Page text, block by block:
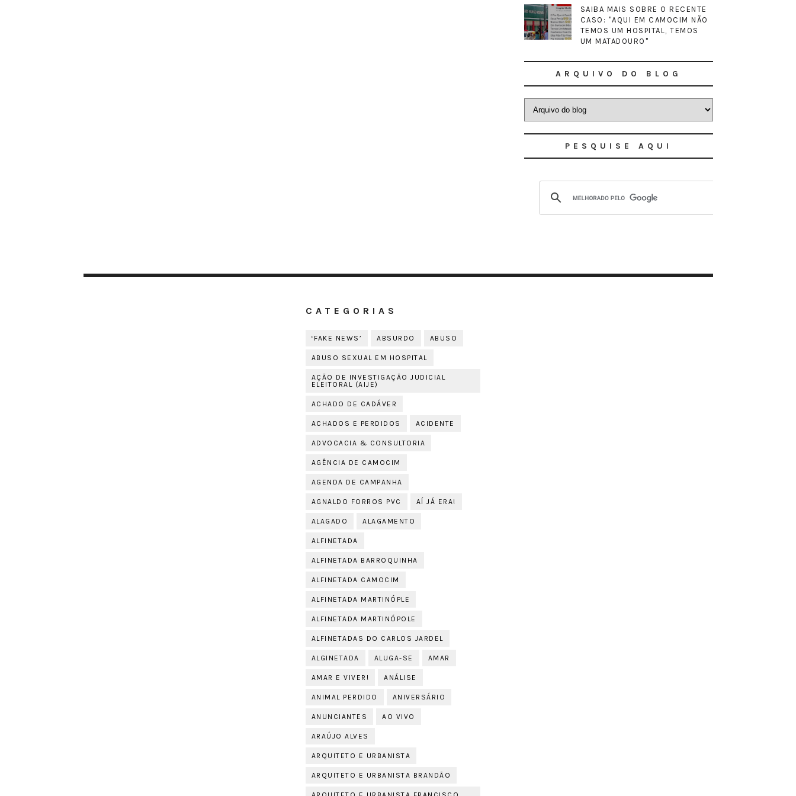
SAIBA MAIS SOBRE O RECENTE
CASO: "AQUI EM CAMOCIM NÃO
TEMOS UM HOSPITAL, TEMOS
UM MATADOURO"
ARQUIVO DO BLOG
PESQUISE AQUI
CATEGORIAS
‘FAKE NEWS’ ABSURDO ABUSO
ABUSO SEXUAL EM HOSPITAL
AÇÃO DE INVESTIGAÇÃO JUDICIAL
ELEITORAL (AIJE)
ACHADO DE CADÁVER
ACHADOS E PERDIDOS ACIDENTE
ADVOCACIA & CONSULTORIA
AGÊNCIA DE CAMOCIM
AGENDA DE CAMPANHA
AGNALDO FORROS PVC AÍ JÁ ERA!
ALAGADO ALAGAMENTO
ALFINETADA
ALFINETADA BARROQUINHA
ALFINETADA CAMOCIM
ALFINETADA MARTINÓPLE
ALFINETADA MARTINÓPOLE
ALFINETADAS DO CARLOS JARDEL
ALGINETADA ALUGA-SE AMAR
AMAR E VIVER! ANÁLISE
ANIMAL PERDIDO ANIVERSÁRIO
ANUNCIANTES AO VIVO
ARAÚJO ALVES
ARQUITETO E URBANISTA
ARQUITETO E URBANISTA BRANDÃO